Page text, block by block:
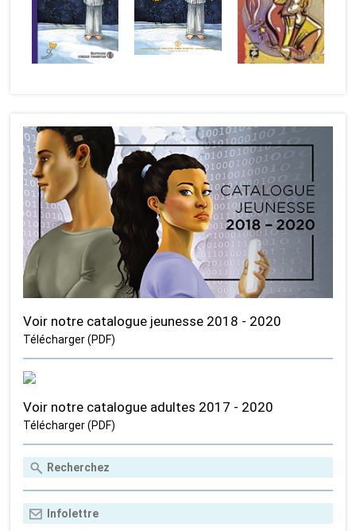
Voir notre catalogue jeunesse 2018 - 2020
Télécharger (PDF)
Voir notre catalogue adultes 2017 - 2020
Télécharger (PDF)